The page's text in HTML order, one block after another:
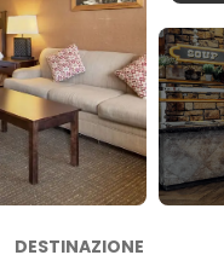
DESTINAZIONE